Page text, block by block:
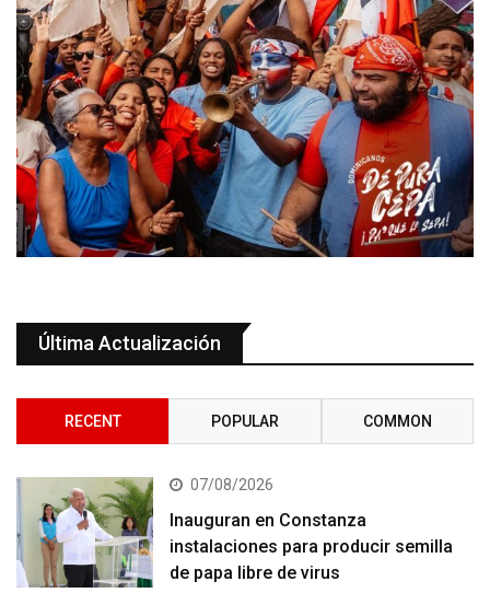
Última Actualización
RECENT POPULAR COMMON
07/08/2026
Inauguran en Constanza
instalaciones para producir semilla
de papa libre de virus